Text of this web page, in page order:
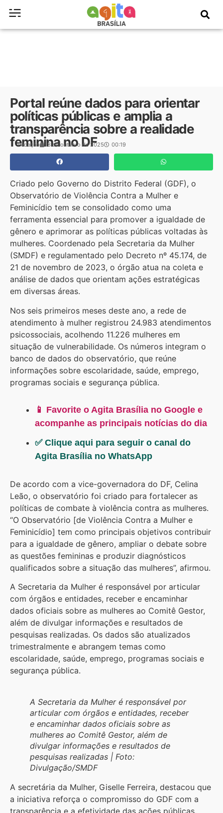
Portal reúne dados para orientar
políticas públicas e amplia a
transparência sobre a realidade
feminina no DF
Redação 8 de outubro de 2025 00:19
Criado pelo Governo do Distrito Federal (GDF), o
Observatório de Violência Contra a Mulher e
Feminicídio tem se consolidado como uma
ferramenta essencial para promover a igualdade de
gênero e aprimorar as políticas públicas voltadas às
mulheres. Coordenado pela Secretaria da Mulher
(SMDF) e regulamentado pelo Decreto nº 45.174, de
21 de novembro de 2023, o órgão atua na coleta e
análise de dados que orientam ações estratégicas
em diversas áreas.
Nos seis primeiros meses deste ano, a rede de
atendimento à mulher registrou 24.983 atendimentos
psicossociais, acolhendo 11.226 mulheres em
situação de vulnerabilidade. Os números integram o
banco de dados do observatório, que reúne
informações sobre escolaridade, saúde, emprego,
programas sociais e segurança pública.
📱 Favorite o Agita Brasília no Google e
acompanhe as principais notícias do dia
✅ Clique aqui para seguir o canal do
Agita Brasília no WhatsApp
De acordo com a vice-governadora do DF, Celina
Leão, o observatório foi criado para fortalecer as
políticas de combate à violência contra as mulheres.
“O Observatório [de Violência Contra a Mulher e
Feminicídio] tem como principais objetivos contribuir
para a igualdade de gênero, ampliar o debate sobre
as questões femininas e produzir diagnósticos
qualificados sobre a situação das mulheres”, afirmou.
A Secretaria da Mulher é responsável por articular
com órgãos e entidades, receber e encaminhar
dados oficiais sobre as mulheres ao Comitê Gestor,
além de divulgar informações e resultados de
pesquisas realizadas. Os dados são atualizados
trimestralmente e abrangem temas como
escolaridade, saúde, emprego, programas sociais e
segurança pública.
A Secretaria da Mulher é responsável por
articular com órgãos e entidades, receber
e encaminhar dados oficiais sobre as
mulheres ao Comitê Gestor, além de
divulgar informações e resultados de
pesquisas realizadas | Foto:
Divulgação/SMDF
A secretária da Mulher, Giselle Ferreira, destacou que
a iniciativa reforça o compromisso do GDF com a
transparência e a efetividade das ações públicas.